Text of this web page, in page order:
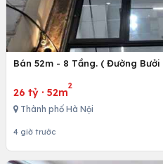
Bán 52m - 8 Tầng. ( Đường
26 tỷ · 52m
2
Thành phố Hà Nội
4 giờ trước